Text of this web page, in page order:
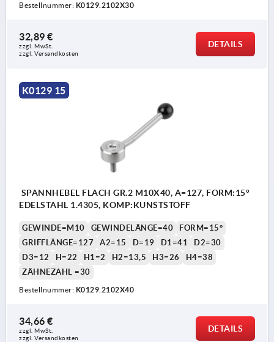
Bestellnummer: K0129.2102X30
32,89 €
zzgl. MwSt.
zzgl. Versandkosten
DETAILS
K0129 15
SPANNHEBEL FLACH GR.2 M10X40, A=127, FORM:15°
EDELSTAHL 1.4305, KOMP:KUNSTSTOFF
GEWINDE=M10 GEWINDELÄNGE=40
FORM=15°
GRIFFLÄNGE=127
A2=15 D=19 D1=41
D2=30
D3=12
H=22 H1=2 H2=13,5 H3=26
H4=38
ZÄHNEZAHL =30
Bestellnummer: K0129.2102X40
34,66 €
zzgl. MwSt.
zzgl. Versandkosten
DETAILS